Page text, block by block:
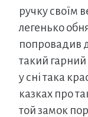
ручку своїм
легенько
попровадив
такий гарний
у сні така
казках про
той замок